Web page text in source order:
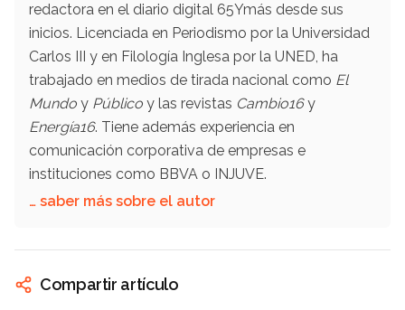
redactora en el diario digital 65Ymás desde sus
inicios. Licenciada en Periodismo por la Universidad
Carlos III y en Filología Inglesa por la UNED, ha
trabajado en medios de tirada nacional como El
Mundo y Público y las revistas Cambio16y
Energía16. Tiene además experiencia en
comunicación corporativa de empresas e
instituciones como BBVA o INJUVE.
… saber más sobre el autor
Compartir artículo